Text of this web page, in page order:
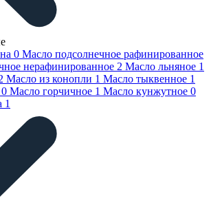
0 Масло подсолнечное рафинированное
нерафинированное 2 Масло льняное 1
Масло из конопли 1 Масло тыквенное 1
0 Масло горчичное 1 Масло кунжутное 0
1